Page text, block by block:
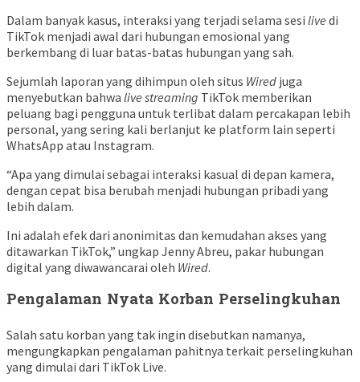
Dalam banyak kasus, interaksi yang terjadi selama sesi live di
TikTok menjadi awal dari hubungan emosional yang
berkembang di luar batas-batas hubungan yang sah.
Sejumlah laporan yang dihimpun oleh situs Wired juga
menyebutkan bahwa live streaming TikTok memberikan
peluang bagi pengguna untuk terlibat dalam percakapan lebih
personal, yang sering kali berlanjut ke platform lain seperti
WhatsApp atau Instagram.
“Apa yang dimulai sebagai interaksi kasual di depan kamera,
dengan cepat bisa berubah menjadi hubungan pribadi yang
lebih dalam.
Ini adalah efek dari anonimitas dan kemudahan akses yang
ditawarkan TikTok,” ungkap Jenny Abreu, pakar hubungan
digital yang diwawancarai oleh Wired.
Pengalaman Nyata Korban Perselingkuhan
Salah satu korban yang tak ingin disebutkan namanya,
mengungkapkan pengalaman pahitnya terkait perselingkuhan
yang dimulai dari TikTok Live.